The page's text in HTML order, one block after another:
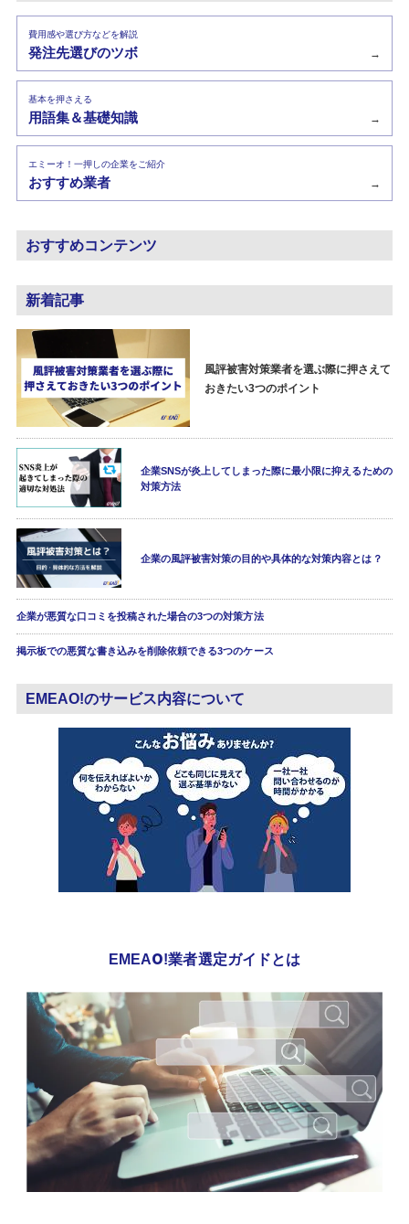
費用感や選び方などを解説
発注先選びのツボ →
基本を押さえる
用語集＆基礎知識 →
エミーオ！一押しの企業をご紹介
おすすめ業者 →
おすすめコンテンツ
新着記事
風評被害対策業者を選ぶ際に押さえて
おきたい3つのポイント
企業SNSが炎上してしまった際に最小限に抑えるための
対策方法
企業の風評被害対策の目的や具体的な対策内容とは？
企業が悪質な口コミを投稿された場合の3つの対策方法
掲示板での悪質な書き込みを削除依頼できる3つのケース
EMEAO!のサービス内容について
EMEAO!業者選定ガイドとは